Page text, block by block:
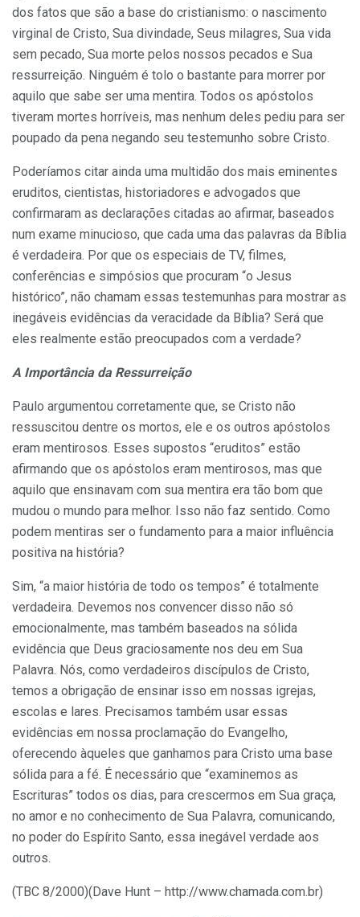
dos fatos que são a base do cristianismo: o nascimento
virginal de Cristo, Sua divindade, Seus milagres, Sua vida
sem pecado, Sua morte pelos nossos pecados e Sua
ressurreição. Ninguém é tolo o bastante para morrer por
aquilo que sabe ser uma mentira. Todos os apóstolos
tiveram mortes horríveis, mas nenhum deles pediu para ser
poupado da pena negando seu testemunho sobre Cristo.
Poderíamos citar ainda uma multidão dos mais eminentes
eruditos, cientistas, historiadores e advogados que
confirmaram as declarações citadas ao afirmar, baseados
num exame minucioso, que cada uma das palavras da Bíblia
é verdadeira. Por que os especiais de TV, filmes,
conferências e simpósios que procuram “o Jesus
histórico”, não chamam essas testemunhas para mostrar as
inegáveis evidências da veracidade da Bíblia? Será que
eles realmente estão preocupados com a verdade?
A Importância da Ressurreição
Paulo argumentou corretamente que, se Cristo não
ressuscitou dentre os mortos, ele e os outros apóstolos
eram mentirosos. Esses supostos “eruditos” estão
afirmando que os apóstolos eram mentirosos, mas que
aquilo que ensinavam com sua mentira era tão bom que
mudou o mundo para melhor. Isso não faz sentido. Como
podem mentiras ser o fundamento para a maior influência
positiva na história?
Sim, “a maior história de todo os tempos” é totalmente
verdadeira. Devemos nos convencer disso não só
emocionalmente, mas também baseados na sólida
evidência que Deus graciosamente nos deu em Sua
Palavra. Nós, como verdadeiros discípulos de Cristo,
temos a obrigação de ensinar isso em nossas igrejas,
escolas e lares. Precisamos também usar essas
evidências em nossa proclamação do Evangelho,
oferecendo àqueles que ganhamos para Cristo uma base
sólida para a fé. É necessário que “examinemos as
Escrituras” todos os dias, para crescermos em Sua graça,
no amor e no conhecimento de Sua Palavra, comunicando,
no poder do Espírito Santo, essa inegável verdade aos
outros.
(TBC 8/2000)(Dave Hunt – http://www.chamada.com.br)